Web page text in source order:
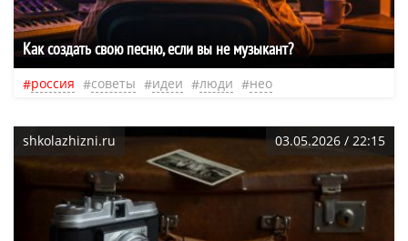
Как создать свою песню, если вы не музыкант?
россия советы идеи люди нео
shkolazhizni.ru 03.05.2026 / 22:15